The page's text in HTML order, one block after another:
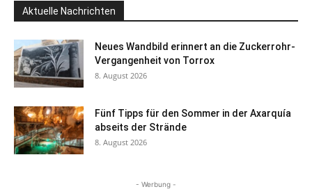
Aktuelle Nachrichten
Neues Wandbild erinnert an die Zuckerrohr-
Vergangenheit von Torrox
8. August 2026
Fünf Tipps für den Sommer in der Axarquía
abseits der Strände
8. August 2026
- Werbung -